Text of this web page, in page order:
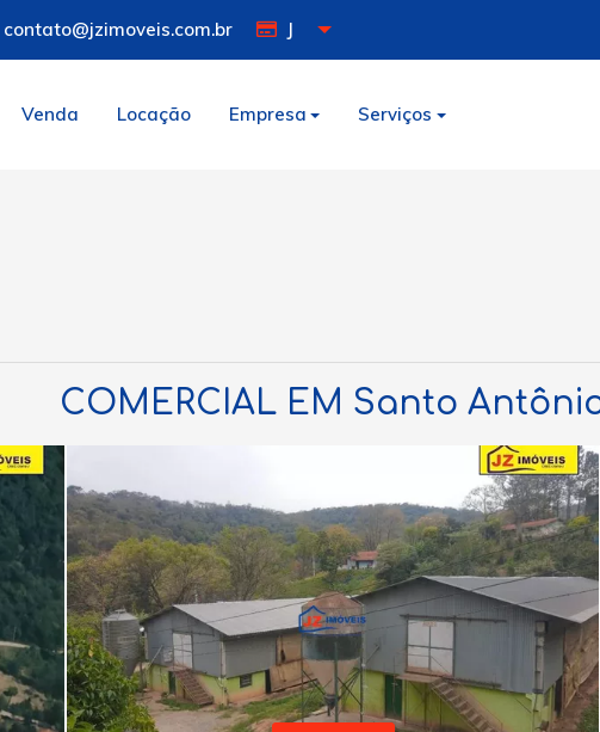
contato@jzimoveis.com.br J
Venda Locação Empresa Serviços
COMERCIAL EM Santo